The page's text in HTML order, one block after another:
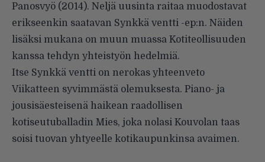
Panosvyö (2014). Neljä uusinta raitaa muodostavat
erikseenkin saatavan Synkkä ventti -ep:n. Näiden
lisäksi mukana on muun muassa Kotiteollisuuden
kanssa tehdyn yhteistyön hedelmiä.
Itse Synkkä ventti on nerokas yhteenveto
Viikatteen syvimmästä olemuksesta. Piano- ja
jousisäesteisenä haikean raadollisen
kotiseutuballadin Mies, joka nolasi Kouvolan taas
soisi tuovan yhtyeelle kotikaupunkinsa avaimen.